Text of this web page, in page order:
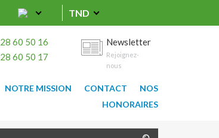
TND
28 60 50 16
28 60 50 17
Newsletter
Rejoignez-
nous
NOTRE MISSION CONTACT
NOS
HONORAIRES